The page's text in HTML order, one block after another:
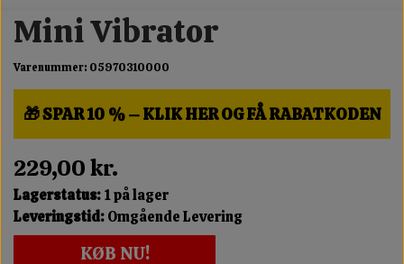
Mini Vibrator
Varenummer: 05970310000
🎁 SPAR 10 % – KLIK HER OG FÅ RABATKODEN
229,00 kr.
Lagerstatus:1 på lager
Leveringstid:Omgående Levering
KØB NU!